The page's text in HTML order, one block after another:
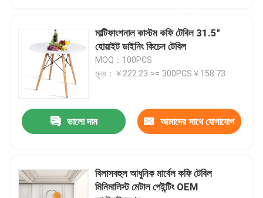
মাল্টিফাংশনাল কাস্টম কফি টেবিল 31.5"
হোয়াইট ডাইনিং কিচেন টেবিল
MOQ：100PCS
মূল্য：￥222.23 >= 300PCS￥158.73
ভালো দাম আমাদের সাথে যোগাযোগ
বিলাসবহুল আধুনিক মার্বেল কফি টেবিল
মিনিমালিস্ট মেটাল পেইন্টিং OEM